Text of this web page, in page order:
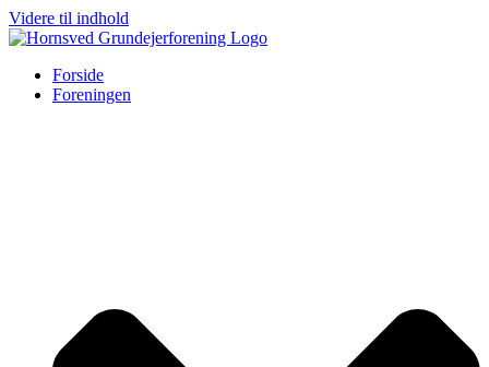
Videre til indhold
Forside
Foreningen